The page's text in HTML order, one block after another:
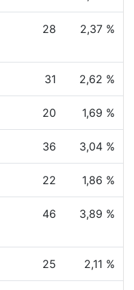
28 2,37 %
31 2,62 %
20 1,69 %
36 3,04 %
22 1,86 %
46 3,89 %
25 2,11 %